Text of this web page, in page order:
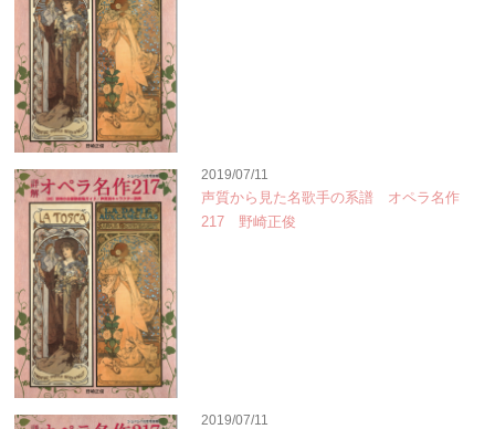
2019/07/11
声質から見た名歌手の系譜 オペラ名作
217 野崎正俊
2019/07/11